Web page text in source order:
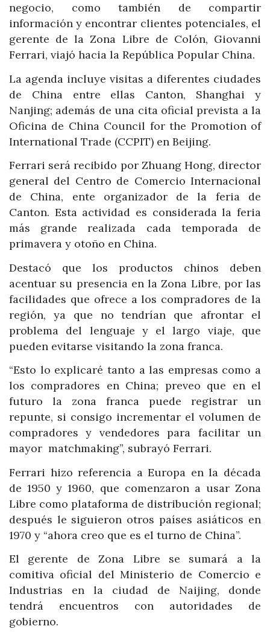
negocio, como también de compartir
información y encontrar clientes potenciales, el
gerente de la Zona Libre de Colón, Giovanni
Ferrari, viajó hacia la República Popular China.
La agenda incluye visitas a diferentes ciudades
de China entre ellas Canton, Shanghai y
Nanjing; además de una cita oficial prevista a la
Oficina de China Council for the Promotion of
International Trade (CCPIT) en Beijing.
Ferrari será recibido por Zhuang Hong, director
general del Centro de Comercio Internacional
de China, ente organizador de la feria de
Canton. Esta actividad es considerada la feria
más grande realizada cada temporada de
primavera y otoño en China.
Destacó que los productos chinos deben
acentuar su presencia en la Zona Libre, por las
facilidades que ofrece a los compradores de la
región, ya que no tendrían que afrontar el
problema del lenguaje y el largo viaje, que
pueden evitarse visitando la zona franca.
“Esto lo explicaré tanto a las empresas como a
los compradores en China; preveo que en el
futuro la zona franca puede registrar un
repunte, si consigo incrementar el volumen de
compradores y vendedores para facilitar un
mayor matchmaking”, subrayó Ferrari.
Ferrari hizo referencia a Europa en la década
de 1950 y 1960, que comenzaron a usar Zona
Libre como plataforma de distribución regional;
después le siguieron otros países asiáticos en
1970 y “ahora creo que es el turno de China”.
El gerente de Zona Libre se sumará a la
comitiva oficial del Ministerio de Comercio e
Industrias en la ciudad de Naijing, donde
tendrá encuentros con autoridades de
gobierno.